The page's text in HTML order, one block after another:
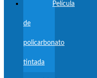
Película
de
policarbonato
tintada